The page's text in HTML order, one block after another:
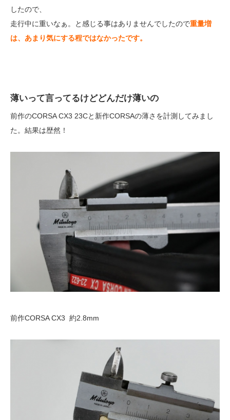
したので、
走行中に重いなぁ。と感じる事はありませんでしたので重量増
は、あまり気にする程ではなかったです。
薄いって言ってるけどどんだけ薄いの
前作のCORSA CX3 23Cと新作CORSAの薄さを計測してみまし
た。結果は歴然！
前作CORSA CX3 約2.8mm